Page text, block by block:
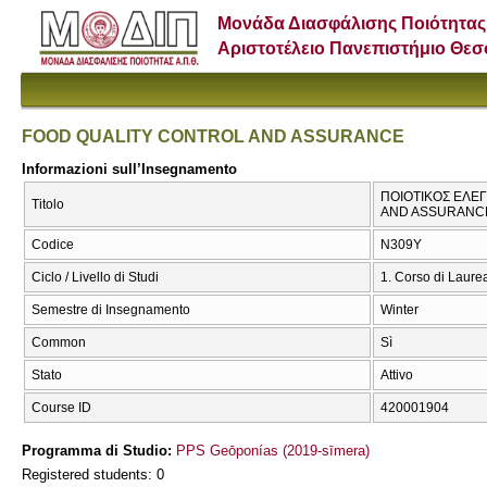
Μονάδα Διασφάλισης Ποιότητας
Αριστοτέλειο Πανεπιστήμιο
FOOD QUALITY CONTROL AND ASSURANCE
Informazioni sull’Insegnamento
Titolo
ΠΟΙΟΤΙΚΟΣ
AND
Codice Ν309Υ
Ciclo / Livello di Studi 1. Corso di
Semestre di Insegnamento Winter
Common Sì
Stato Attivo
Course ID 420001904
Programma di Studio: PPS Geōponías (2019-sīmera)
Registered students: 0